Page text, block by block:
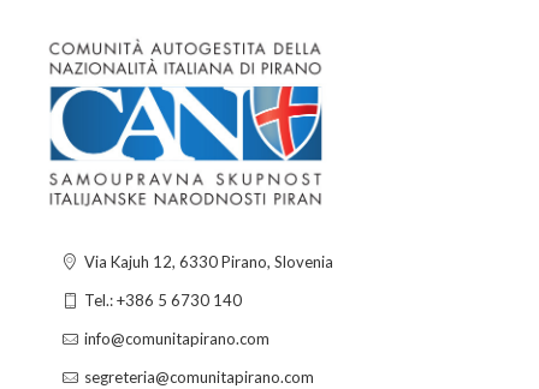
Via Kajuh 12, 6330 Pirano, Slovenia
Tel.: +386 5 6730 140
info@comunitapirano.com
segreteria@comunitapirano.com